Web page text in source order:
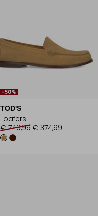
-50%
TOD'S
Loafers
€ 749,99 € 374,99